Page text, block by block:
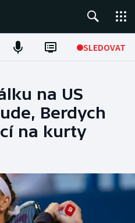
SLEDOVAT
na US
Berdych
na kurty